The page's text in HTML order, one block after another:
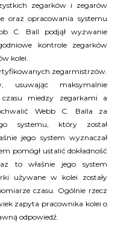
zegarków i zegarów
oraz opracowania systemu
C. Ball podjął wyzwanie
kontrole zegarków
kolei.
zegarmistrzów.
usuwając maksymalnie
czasu miedzy zegarkami a
Webb C. Balla za
systemu, który został
jego system wyznaczał
pomógł ustalić dokładność
to właśnie jego system
używane w kolei zostały
czasu. Ogólnie rzecz
zapyta pracownika kolei o
odpowiedź.